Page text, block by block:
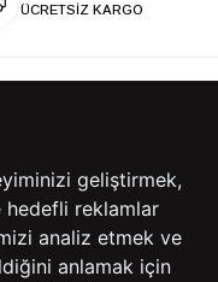
ÜCRETSİZ KARGO
geliştirmek,
reklamlar
analiz etmek ve
anlamak için